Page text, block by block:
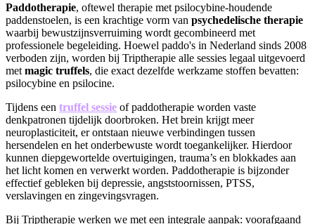
Paddotherapie, oftewel therapie met psilocybine-houdende
paddenstoelen, is een krachtige vorm van psychedelische therapie
waarbij bewustzijnsverruiming wordt gecombineerd met
professionele begeleiding. Hoewel paddo's in Nederland sinds 2008
verboden zijn, worden bij Triptherapie alle sessies legaal uitgevoerd
met magic truffels, die exact dezelfde werkzame stoffen bevatten:
psilocybine en psilocine.
Tijdens een truffel sessie of paddotherapie worden vaste
denkpatronen tijdelijk doorbroken. Het brein krijgt meer
neuroplasticiteit, er ontstaan nieuwe verbindingen tussen
hersendelen en het onderbewuste wordt toegankelijker. Hierdoor
kunnen diepgewortelde overtuigingen, trauma’s en blokkades aan
het licht komen en verwerkt worden. Paddotherapie is bijzonder
effectief gebleken bij depressie, angststoornissen, PTSS,
verslavingen en zingevingsvragen.
Bij Triptherapie werken we met een integrale aanpak: voorafgaand